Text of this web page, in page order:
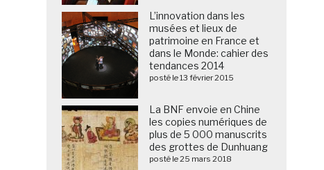
L’innovation dans les
musées et lieux de
patrimoine en France et
dans le Monde: cahier des
tendances 2014
posté le 13 février 2015
La BNF envoie en Chine
les copies numériques de
plus de 5 000 manuscrits
des grottes de Dunhuang
posté le 25 mars 2018